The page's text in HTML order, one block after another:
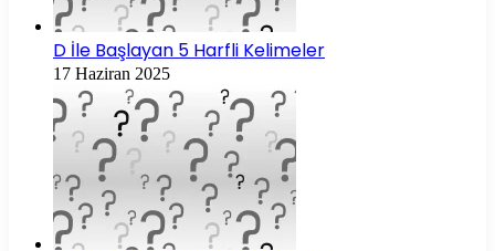
D İle Başlayan 5 Harfli Kelimeler
17 Haziran 2025